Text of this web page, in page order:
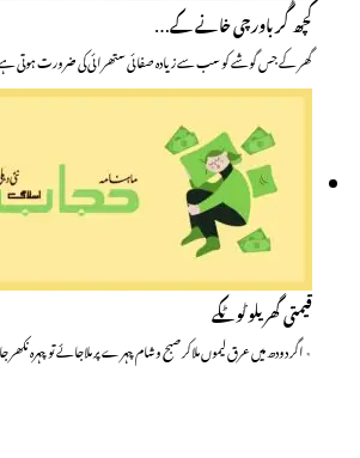
کچھ گُر باورچی خانے کے…
گھر کے جس گوشے کو سب سے زیادہ صفائی ستھرائی کی ضرورت ہوتی
قیمتی گھریلو ٹوٹکے
٭ اگر دودھ میں عرق لیموں ملاکر صبح وشام چہرے پر ملاجائے تو چہرہ